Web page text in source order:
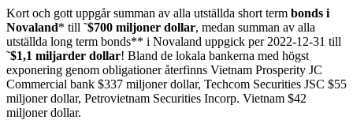
Kort och gott uppgår summan av alla utställda short term bonds i
Novaland* till ˜$700 miljoner dollar, medan summan av alla
utställda long term bonds** i Novaland uppgick per 2022-12-31 till
˜$1,1 miljarder dollar! Bland de lokala bankerna med högst
exponering genom obligationer återfinns Vietnam Prosperity JC
Commercial bank $337 miljoner dollar, Techcom Securities JSC $55
miljoner dollar, Petrovietnam Securities Incorp. Vietnam $42
miljoner dollar.